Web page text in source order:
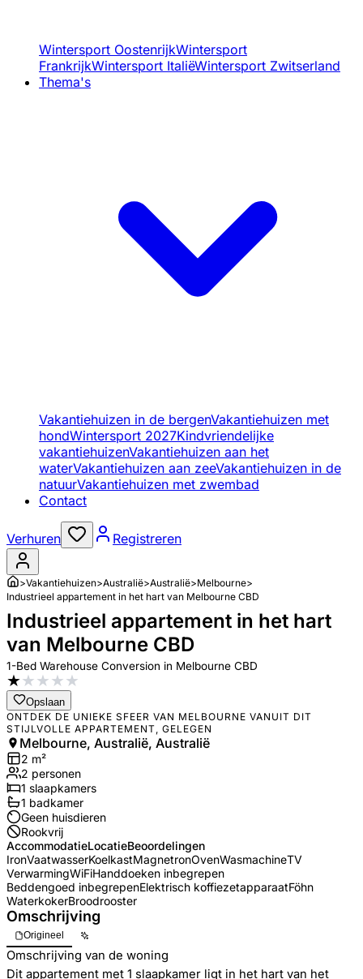
Wintersport OostenrijkWintersport
FrankrijkWintersport ItaliëWintersport Zwitserland
Thema's
Vakantiehuizen in de bergenVakantiehuizen met
hondWintersport 2027Kindvriendelijke
vakantiehuizenVakantiehuizen aan het
waterVakantiehuizen aan zeeVakantiehuizen in de
natuurVakantiehuizen met zwembad
Contact
Verhuren Registreren
>Vakantiehuizen>Australië>Australië>Melbourne>
Industrieel appartement in het hart van Melbourne CBD
Industrieel appartement in het hart
van Melbourne CBD
1-Bed Warehouse Conversion in Melbourne CBD
★★★★★
Opslaan
ONTDEK DE UNIEKE SFEER VAN MELBOURNE VANUIT DIT
STIJLVOLLE APPARTEMENT, GELEGEN
Melbourne, Australië, Australië
2 m²
2 personen
1 slaapkamers
1 badkamer
Geen huisdieren
Rookvrij
AccommodatieLocatieBeoordelingen
IronVaatwasserKoelkastMagnetronOvenWasmachineTV
VerwarmingWiFiHanddoeken inbegrepen
Beddengoed inbegrepenElektrisch koffiezetapparaatFöhn
WaterkokerBroodrooster
Omschrijving
Origineel
Omschrijving van de woning
Dit appartement met 1 slaapkamer ligt in het hart van het